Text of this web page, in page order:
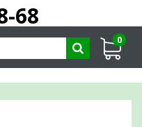
68
0
ВАШИ
на почту и
вопросам